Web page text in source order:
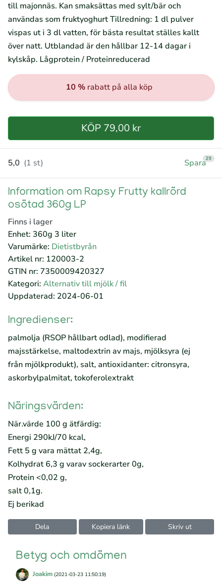
till majonnäs. Kan smaksättas med sylt/bär och
användas som fruktyoghurt Tillredning: 1 dl pulver
vispas ut i 3 dl vatten, för bästa resultat ställes kallt
över natt. Utblandad är den hållbar 12-14 dagar i
kylskåp. Lågprotein / Proteinreducerad
10 % rabatt på alla köp
KÖP 79,00 kr
5,0 (1 st) Spara29
Information om Rapsy Frutty kallrörd
osötad 360g LP
Finns i lager
Enhet: 360g 3 liter
Varumärke: Dietistbyrån
Artikel nr: 120003-2
GTIN nr: 7350009420327
Kategori: Alternativ till mjölk / fil
Uppdaterad: 2024-06-01
Ingredienser:
palmolja (RSOP hållbart odlad), modifierad
majsstärkelse, maltodextrin av majs, mjölksyra (ej
från mjölkprodukt), salt, antioxidanter: citronsyra,
askorbylpalmitat, tokoferolextrakt
Näringsvärden:
När.värde 100 g ätfärdig:
Energi 290kJ/70 kcal,
Fett 5 g vara mättat 2,4g,
Kolhydrat 6,3 g varav sockerarter 0g,
Protein <0,02 g,
salt 0,1g.
Ej berikad
Dela Kopiera länk Skriv ut
Betyg och omdömen
Joakim (2021-03-23 11:50:19)